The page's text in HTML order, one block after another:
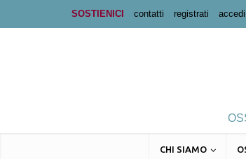
SOSTIENICI contatti registrati accedi
CHI SIAMO